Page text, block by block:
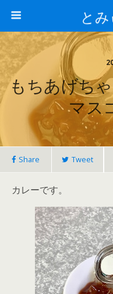
と
もちあげち
マス
Share Tweet
カレーです。